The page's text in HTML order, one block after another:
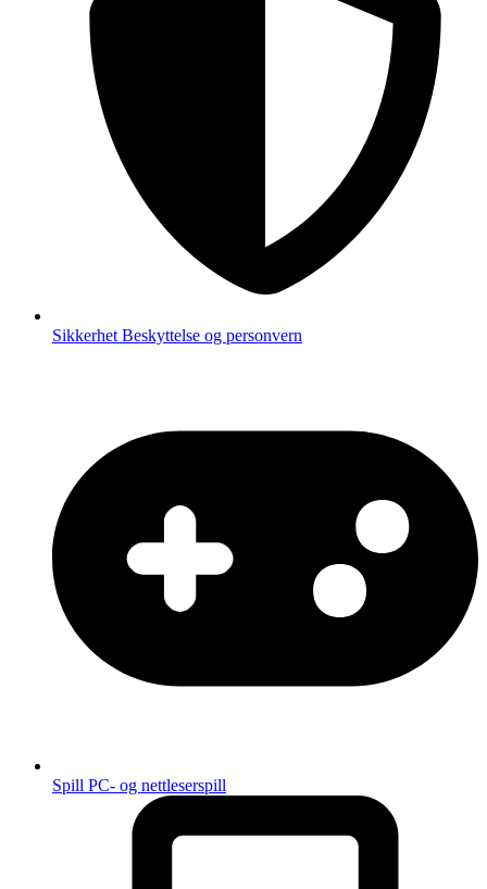
Sikkerhet Beskyttelse og personvern
Spill PC- og nettleserspill